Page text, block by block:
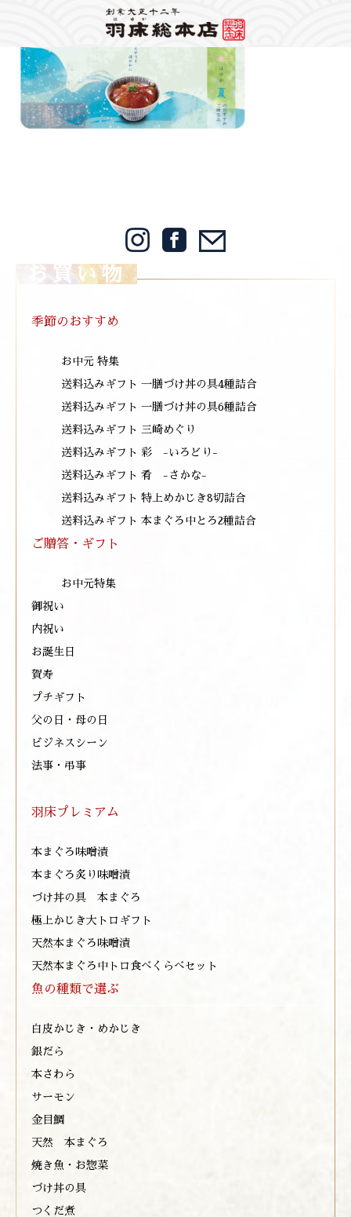
: foreach() argument must be of type array|object, bool given in
/home/mps1910/hayuka.jp/public_html/wp-
content/themes/hayuka/single.phpon line12
お買い物
季節のおすすめ
お中元 特集
送料込みギフト 一膳づけ丼の具4種詰合
送料込みギフト 一膳づけ丼の具6種詰合
送料込みギフト 三崎めぐり
送料込みギフト 彩 -いろどり-
送料込みギフト 肴 -さかな-
送料込みギフト 特上めかじき8切詰合
送料込みギフト 本まぐろ中とろ2種詰合
ご贈答・ギフト
お中元特集
御祝い
内祝い
お誕生日
賀寿
プチギフト
父の日・母の日
ビジネスシーン
法事・弔事
羽床プレミアム
本まぐろ味噌漬
本まぐろ炙り味噌漬
づけ丼の具 本まぐろ
極上かじき大トロギフト
天然本まぐろ味噌漬
天然本まぐろ中トロ食べくらべセット
魚の種類で選ぶ
白皮かじき・めかじき
銀だら
本さわら
サーモン
金目鯛
天然 本まぐろ
焼き魚・お惣菜
づけ丼の具
つくだ煮